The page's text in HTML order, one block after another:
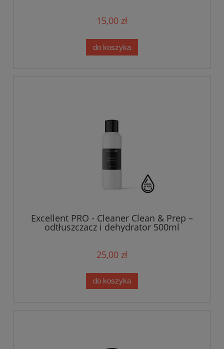
15,00 zł
do koszyka
Excellent PRO - Cleaner Clean & Prep –
odtłuszczacz i dehydrator 500ml
25,00 zł
do koszyka